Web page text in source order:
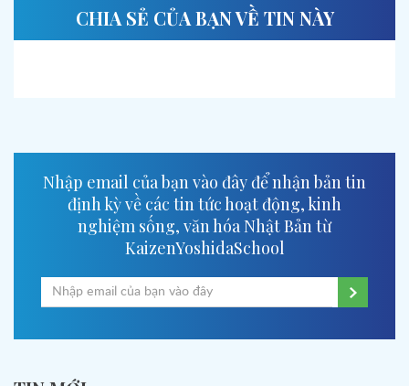
CHIA SẺ CỦA BẠN VỀ TIN NÀY
Nhập email của bạn vào đây để nhận bản tin
định kỳ về các tin tức hoạt động, kinh
nghiệm sống, văn hóa Nhật Bản từ
KaizenYoshidaSchool